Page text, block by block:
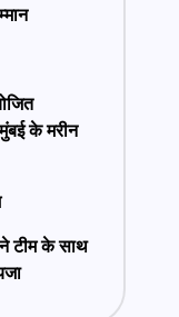
के मरीन
टीम के साथ